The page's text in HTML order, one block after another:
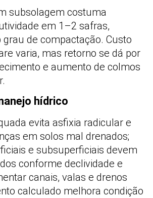
subsolagem costuma
em 1–2 safras,
grau de compactação. Custo
varia, mas retorno se dá por
e aumento de colmos
hídrico
evita asfixia radicular e
em solos mal drenados;
e subsuperficiais devem
conforme declividade e
canais, valas e drenos
calculado melhora condição